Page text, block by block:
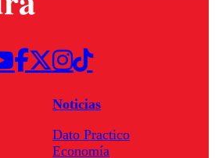
Noticias
Dato Practico
Economía